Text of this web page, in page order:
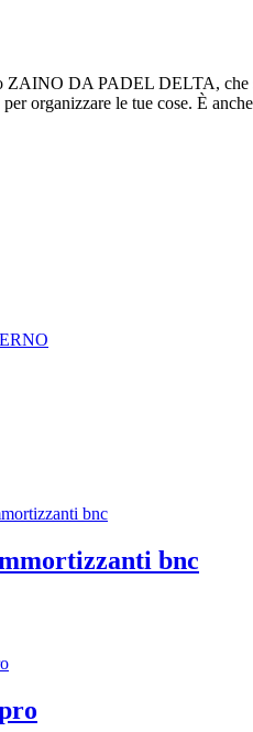
ZAINO DA PADEL DELTA, che
organizzare le tue cose. È
bnc